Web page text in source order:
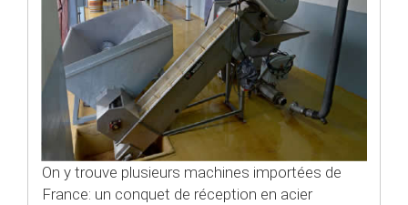
On y trouve plusieurs machines importées de
France: un conquet de réception en acier